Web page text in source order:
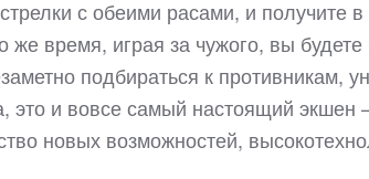
с обеими расами, и получите
же время, играя за чужого, вы
подбираться к противникам,
это и вовсе самый настоящий экшен
новых возможностей,